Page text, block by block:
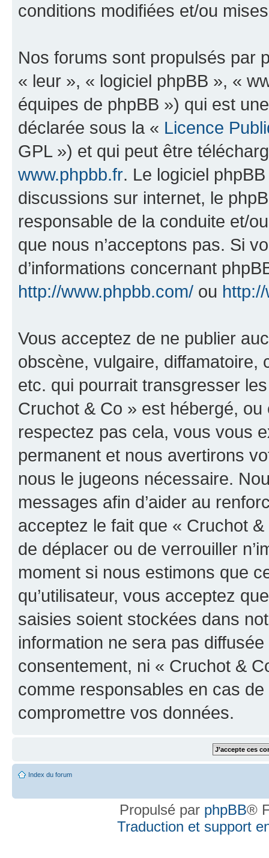
conditions modifiées et/ou
Nos forums sont propulsés par
« leur », « logiciel phpBB », «
équipes de phpBB ») qui est
déclarée sous la « Licence
GPL ») et qui peut être
www.phpbb.fr. Le logiciel
discussions sur internet, le
responsable de la conduite et/
que nous n’acceptons pas. Si
d’informations concernant
http://www.phpbb.com/ ou
Vous acceptez de ne publier
obscène, vulgaire, diffamatoire,
etc. qui pourrait transgresser
Cruchot & Co » est hébergé,
respectez pas cela, vous vous
permanent et nous avertirons
nous le jugeons nécessaire.
messages afin d’aider au
acceptez le fait que « Cruchot
de déplacer ou de verrouiller
moment si nous estimons que
qu’utilisateur, vous acceptez
saisies soient stockées dans
information ne sera pas
consentement, ni « Cruchot &
comme responsables en cas
compromettre vos données.
Index du forum
Propulsé par phpBB®
Traduction et support